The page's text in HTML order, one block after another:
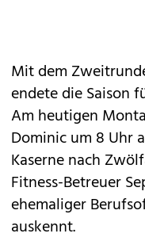
Mit dem
endete die Saison
Am heutigen
Dominic um 8 Uhr
Kaserne nach
Fitness-Betreuer
ehemaliger
auskennt.